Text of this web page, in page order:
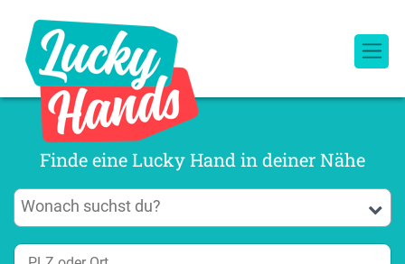
Finde eine Lucky Hand in deiner Nähe